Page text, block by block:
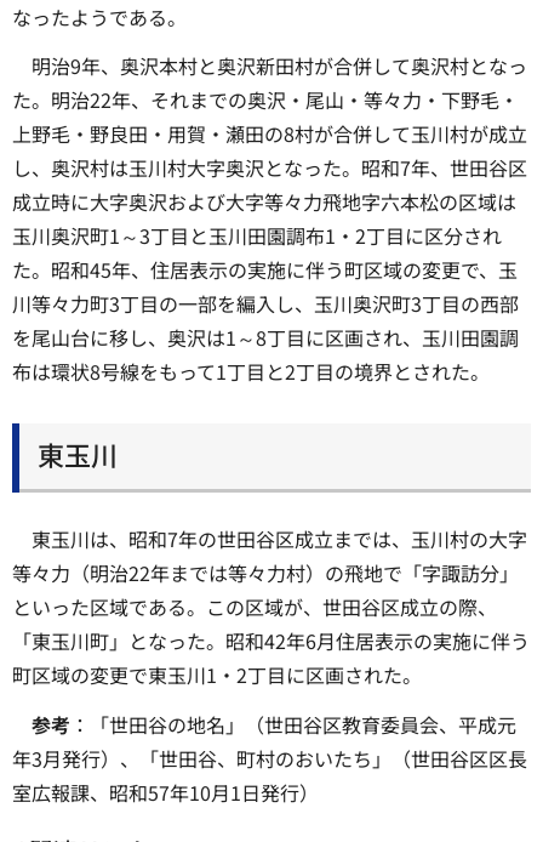
なったようである。
明治9年、奥沢本村と奥沢新田村が合併して奥沢村となっ
た。明治22年、それまでの奥沢・尾山・等々力・下野毛・
上野毛・野良田・用賀・瀬田の8村が合併して玉川村が成立
し、奥沢村は玉川村大字奥沢となった。昭和7年、世田谷区
成立時に大字奥沢および大字等々力飛地字六本松の区域は
玉川奥沢町1～3丁目と玉川田園調布1・2丁目に区分され
た。昭和45年、住居表示の実施に伴う町区域の変更で、玉
川等々力町3丁目の一部を編入し、玉川奥沢町3丁目の西部
を尾山台に移し、奥沢は1～8丁目に区画され、玉川田園調
布は環状8号線をもって1丁目と2丁目の境界とされた。
東玉川
東玉川は、昭和7年の世田谷区成立までは、玉川村の大字
等々力（明治22年までは等々力村）の飛地で「字諏訪分」
といった区域である。この区域が、世田谷区成立の際、
「東玉川町」となった。昭和42年6月住居表示の実施に伴う
町区域の変更で東玉川1・2丁目に区画された。
参考 ：「世田谷の地名」（世田谷区教育委員会、平成元
年3月発行）、「世田谷、町村のおいたち」（世田谷区区長
室広報課、昭和57年10月1日発行）